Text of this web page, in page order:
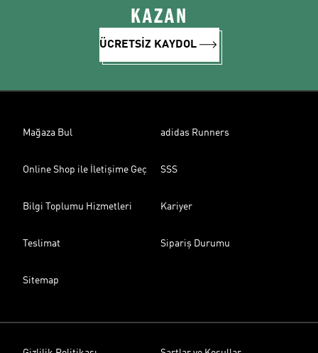
KAZAN
ÜCRETSİZ KAYDOL
Mağaza Bul adidas Runners
Online Shop ile İletişime Geç SSS
Bilgi Toplumu Hizmetleri Kariyer
Teslimat Sipariş Durumu
Sitemap